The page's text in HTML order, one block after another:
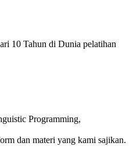
10 Tahun di Dunia pelatihan
Programming,
dan materi yang kami sajikan.